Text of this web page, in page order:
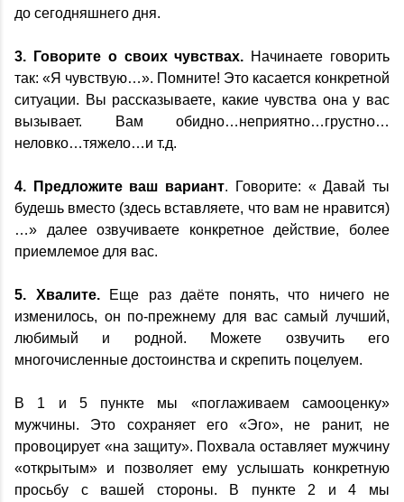
до сегодняшнего дня.
3. Говорите о своих чувствах. Начинаете говорить
так: «Я чувствую…». Помните! Это касается конкретной
ситуации. Вы рассказываете, какие чувства она у вас
вызывает. Вам обидно…неприятно…грустно…
неловко…тяжело…и т.д.
4. Предложите ваш вариант. Говорите: « Давай ты
будешь вместо (здесь вставляете, что вам не нравится)
…» далее озвучиваете конкретное действие, более
приемлемое для вас.
5. Хвалите.Еще раз даёте понять, что ничего не
изменилось, он по-прежнему для вас самый лучший,
любимый и родной. Можете озвучить его
многочисленные достоинства и скрепить поцелуем.
В 1 и 5 пункте мы «поглаживаем самооценку»
мужчины. Это сохраняет его «Эго», не ранит, не
провоцирует «на защиту». Похвала оставляет мужчину
«открытым» и позволяет ему услышать конкретную
просьбу с вашей стороны. В пункте 2 и 4 мы